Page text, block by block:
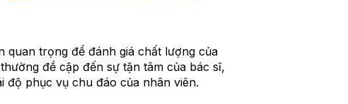
quan trọng để đánh giá chất lượng của
đề cập đến sự tận tâm của bác sĩ,
độ phục vụ chu đáo của nhân viên.